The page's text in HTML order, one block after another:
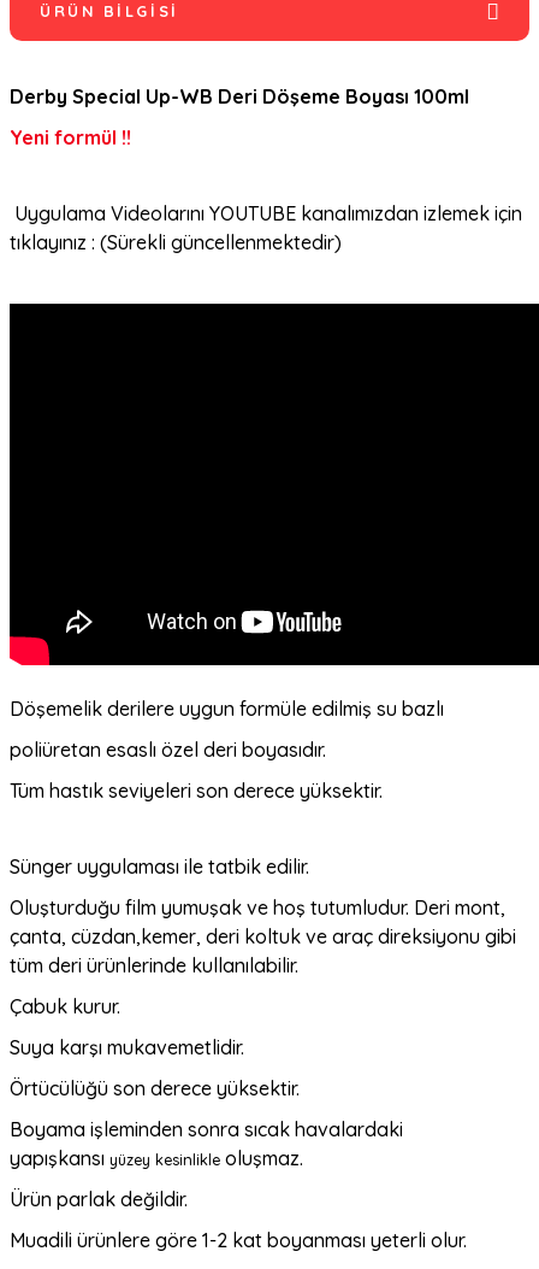
ÜRÜN BILGISI
Derby Special Up-WB Deri Döşeme Boyası 100ml
Yeni formül !!
Uygulama Videolarını YOUTUBE kanalımızdan izlemek için
tıklayınız : (Sürekli güncellenmektedir)
Döşemelik derilere uygun formüle edilmiş su bazlı
poliüretan esaslı özel deri boyasıdır.
Tüm hastık seviyeleri son derece yüksektir.
Sünger uygulaması ile tatbik edilir.
Oluşturduğu film yumuşak ve hoş tutumludur. Deri mont,
çanta, cüzdan,kemer, deri koltuk ve araç direksiyonu gibi
tüm deri ürünlerinde kullanılabilir.
Çabuk kurur.
Suya karşı mukavemetlidir.
Örtücülüğü son derece yüksektir.
Boyama işleminden sonra sıcak havalardaki
yapışkansı yüzey kesinlikle oluşmaz.
Ürün parlak değildir.
Muadili ürünlere göre 1-2 kat boyanması yeterli olur.